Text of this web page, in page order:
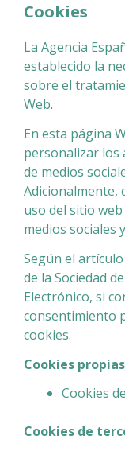
Cookies
La Agencia
establecido la
sobre el
Web.
En esta página
personalizar los
de medios
Adicionalmente,
uso del sitio
medios sociales
Según el artículo
de la Sociedad
Electrónico, si
consentimiento
cookies.
Cookies propias
Cookies
Cookies de